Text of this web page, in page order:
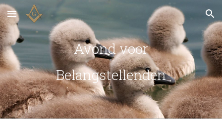
Skip to main content Skip to navigation
Avond voor
Belangstellenden